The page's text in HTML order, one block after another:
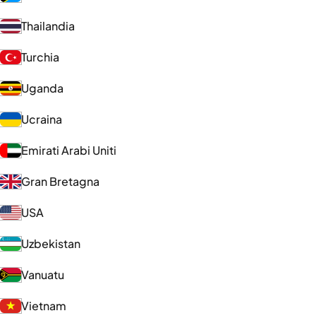
Thailandia
Turchia
Uganda
Ucraina
Emirati Arabi Uniti
Gran Bretagna
USA
Uzbekistan
Vanuatu
Vietnam